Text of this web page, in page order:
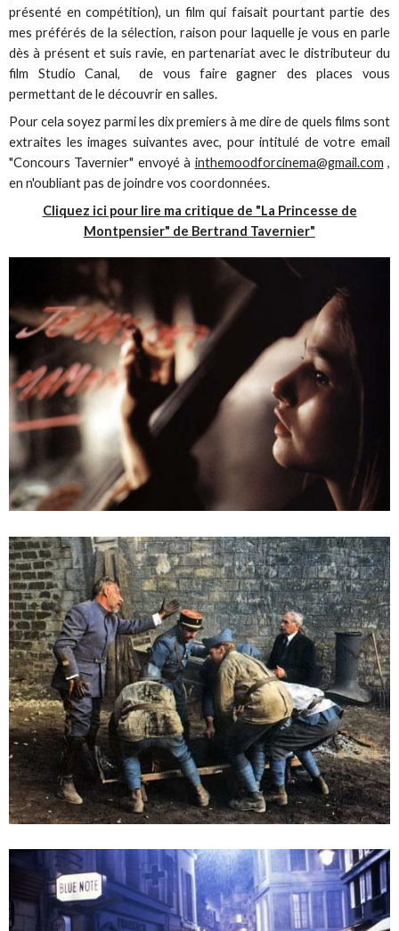
présenté en compétition), un film qui faisait pourtant partie des
mes préférés de la sélection, raison pour laquelle je vous en parle
dès à présent et suis ravie, en partenariat avec le distributeur du
film Studio Canal, de vous faire gagner des places vous
permettant de le découvrir en salles.
Pour cela soyez parmi les dix premiers à me dire de quels films sont
extraites les images suivantes avec, pour intitulé de votre email
"Concours Tavernier" envoyé à inthemoodforcinema@gmail.com ,
en n'oubliant pas de joindre vos coordonnées.
Cliquez ici pour lire ma critique de "La Princesse de
Montpensier" de Bertrand Tavernier"